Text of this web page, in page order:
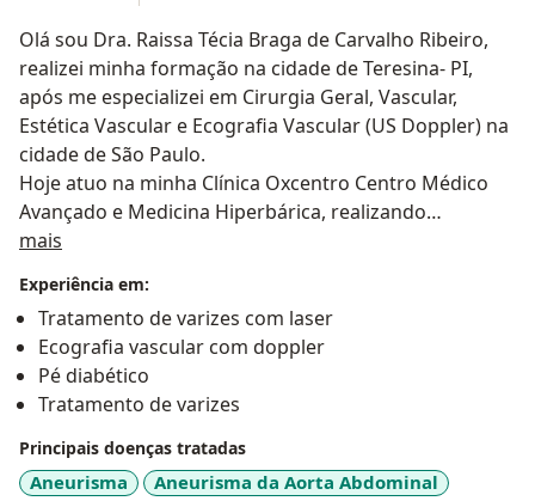
Olá sou Dra. Raissa Técia Braga de Carvalho Ribeiro,
realizei minha formação na cidade de Teresina- PI,
após me especializei em Cirurgia Geral, Vascular,
Estética Vascular e Ecografia Vascular (US Doppler) na
cidade de São Paulo.
Hoje atuo na minha Clínica Oxcentro Centro Médico
Avançado e Medicina Hiperbárica, realizando
atendimentos, exames de ultrassom e procedimentos
mais
Experiência em:
Tratamento de varizes com laser
Ecografia vascular com doppler
Pé diabético
Tratamento de varizes
Principais doenças tratadas
Aneurisma
Aneurisma da Aorta Abdominal